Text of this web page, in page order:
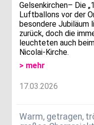
Gelsenkirchen– Die
Luftballons vor der
besondere Jubiläum
zurück, doch die
leuchteten auch
Nicolai-Kirche.
> mehr
17.03.2026
Warm, getragen,